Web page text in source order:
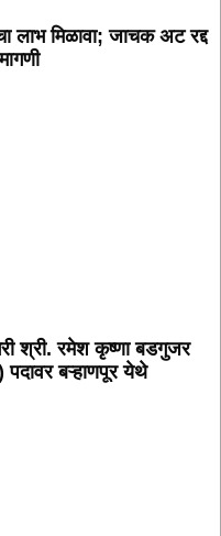
लाभ मिळावा; जाचक अट रद्द
श्री. रमेश कृष्णा बडगुजर
बऱ्हाणपूर येथे